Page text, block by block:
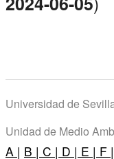
Universidad de
Unidad de Medio
A | B | C | D | E | F |